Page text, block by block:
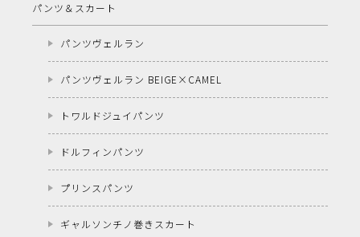
パンツ＆スカート
パンツヴェルラン
パンツヴェルラン BEIGE×CAMEL
トワルドジュイパンツ
ドルフィンパンツ
プリンスパンツ
ギャルソンチノ巻きスカート